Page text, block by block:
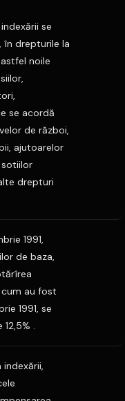
se
în drepturile la
noile
se acordă
de război,
ajutoarelor
drepturi
1991,
de baza,
cum au fost
1991, se
.